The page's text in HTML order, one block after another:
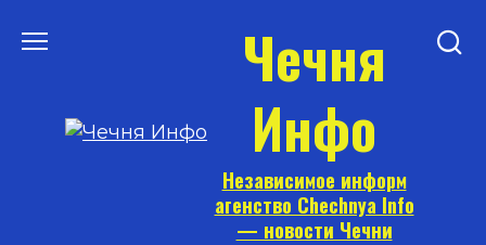
Чечня
Инфо
Независимое информ
агенство Chechnya Info
— новости Чечни